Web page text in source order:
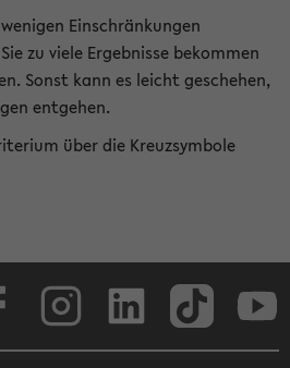
Einschränkungen
zu viele Ergebnisse bekommen
Sonst kann es leicht geschehen,
entgehen.
über die Kreuzsymbole